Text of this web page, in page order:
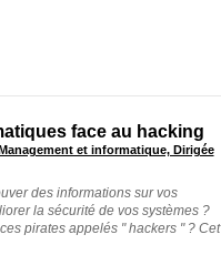
face au hacking
et informatique, Dirigée
des informations sur vos
la sécurité de vos systèmes ?
pirates appelés " hackers " ? Cet